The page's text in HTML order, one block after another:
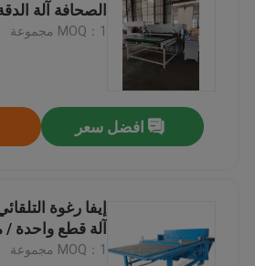
منتجات
جولة في المعمل
اتصل بنا
الصحافة آلة
MOQ：1 مجموعة
افضل سعر
إيفا رغوة
آلة قطع واحدة
MOQ：1 مجموعة